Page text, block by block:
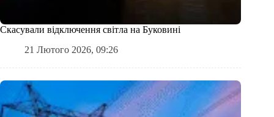
Скасували відключення світла на Буковині
21 Лютого 2026, 09:26